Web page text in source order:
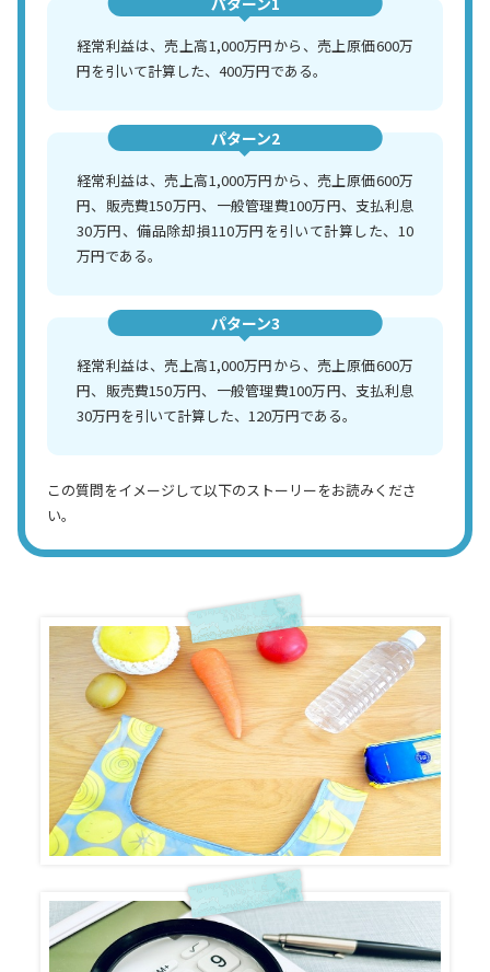
経常利益は、売上高1,000万円から、売上原価600万
円を引いて計算した、400万円である。
パターン2
経常利益は、売上高1,000万円から、売上原価600万
円、販売費150万円、一般管理費100万円、支払利息
30万円、備品除却損110万円を引いて計算した、10
万円である。
パターン3
経常利益は、売上高1,000万円から、売上原価600万
円、販売費150万円、一般管理費100万円、支払利息
30万円を引いて計算した、120万円である。
この質問をイメージして以下のストーリーをお読みくださ
い。